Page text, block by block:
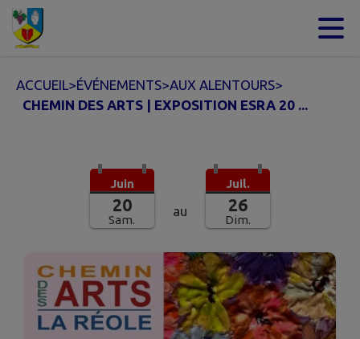
Contenu
ACCUEIL>ÉVÉNEMENTS>AUX ALENTOURS>
CHEMIN DES ARTS | EXPOSITION ESRA 20 ...
Juin
20
Sam.
au
Juil.
26
Dim.